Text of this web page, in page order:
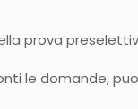
prova
le domande,